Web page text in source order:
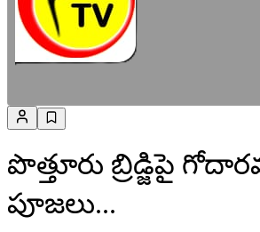
పొత్తూరు బ్రిడ్జిపై
పూజలు...